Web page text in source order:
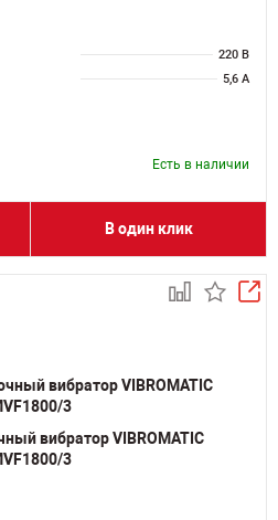
220 В
5,6 А
Есть в наличии
В один клик
вибратор VIBROMATIC
3